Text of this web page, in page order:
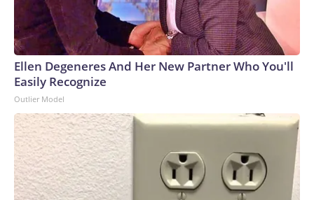
Comité Asesor sobre Prácticas de Inmunización de los
Centros para el Control y la Prevención de Enfermedades
revisa los datos y evalúa si debe recomendarla. Sin
embargo, un juez federal determinó en marzo que Kennedy
no siguió los procedimientos legales federales cuando
reemplazó a todos los integrantes del comité. El grupo no se
programada para octubre.The-CNN-Wire™ & © 2026
Cable News Network, Inc., a Warner Bros. Discovery
Company. All rights reserved.
Ellen Degeneres And Her New Partner Who You'll
Easily Recognize
Outlier Model